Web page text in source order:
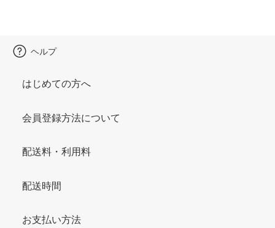
ヘルプ
はじめての方へ
会員登録方法について
配送料・利用料
配送時間
お支払い方法